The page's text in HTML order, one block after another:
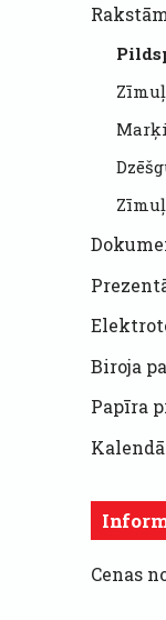
Biroja
Papīra
Cenas